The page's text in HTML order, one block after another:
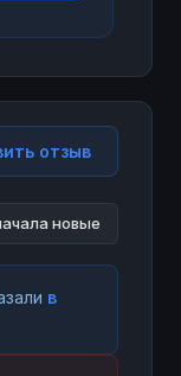
отзыв
новые
в